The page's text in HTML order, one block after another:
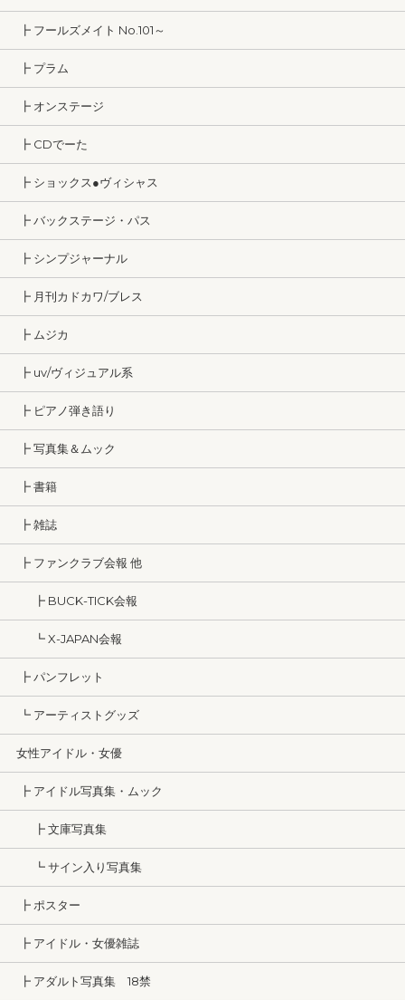
┣ フールズメイト No.101～
┣ プラム
┣ オンステージ
┣ CDでーた
┣ ショックス●ヴィシャス
┣ バックステージ・パス
┣ シンプジャーナル
┣ 月刊カドカワ/ブレス
┣ ムジカ
┣ uv/ヴィジュアル系
┣ ピアノ弾き語り
┣ 写真集＆ムック
┣ 書籍
┣ 雑誌
┣ ファンクラブ会報 他
┣ BUCK-TICK会報
┗ X-JAPAN会報
┣ パンフレット
┗ アーティストグッズ
女性アイドル・女優
┣ アイドル写真集・ムック
┣ 文庫写真集
┗ サイン入り写真集
┣ ポスター
┣ アイドル・女優雑誌
┣ アダルト写真集 18禁